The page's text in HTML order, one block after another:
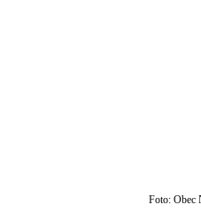
Foto: Obec